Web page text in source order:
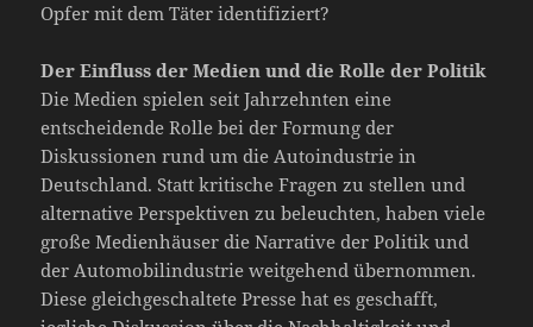
Opfer mit dem Täter identifiziert?
Der Einfluss der Medien und die Rolle der Politik
Die Medien spielen seit Jahrzehnten eine
entscheidende Rolle bei der Formung der
Diskussionen rund um die Autoindustrie in
Deutschland. Statt kritische Fragen zu stellen und
alternative Perspektiven zu beleuchten, haben viele
große Medienhäuser die Narrative der Politik und
der Automobilindustrie weitgehend übernommen.
Diese gleichgeschaltete Presse hat es geschafft,